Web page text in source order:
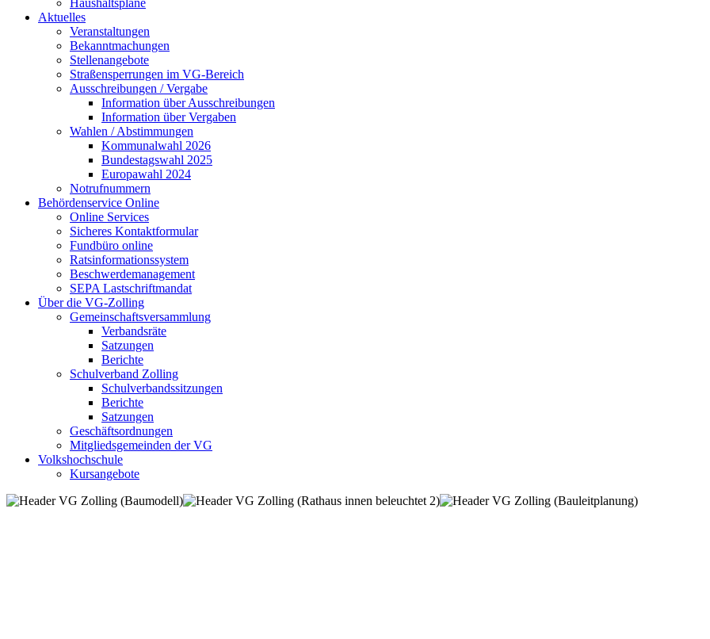
Haushaltspläne
Aktuelles
Veranstaltungen
Bekanntmachungen
Stellenangebote
Straßensperrungen im VG-Bereich
Ausschreibungen / Vergabe
Information über Ausschreibungen
Information über Vergaben
Wahlen / Abstimmungen
Kommunalwahl 2026
Bundestagswahl 2025
Europawahl 2024
Notrufnummern
Behördenservice Online
Online Services
Sicheres Kontaktformular
Fundbüro online
Ratsinformationssystem
Beschwerdemanagement
SEPA Lastschriftmandat
Über die VG-Zolling
Gemeinschaftsversammlung
Verbandsräte
Satzungen
Berichte
Schulverband Zolling
Schulverbandssitzungen
Berichte
Satzungen
Geschäftsordnungen
Mitgliedsgemeinden der VG
Volkshochschule
Kursangebote